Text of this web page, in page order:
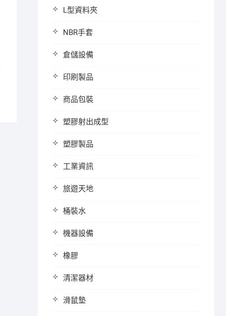
L型資料夾
NBR手套
倉儲設備
印刷製品
商品包裝
塑膠射出成型
塑膠製品
工業資訊
旅遊天地
桶裝水
機器設備
橡膠
清潔器材
滑鼠墊